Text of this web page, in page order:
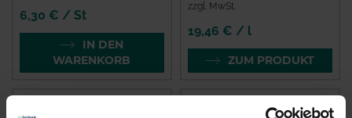
6,30 € / St
IN DEN
WARENKORB
zzgl. MwSt.
19,46 € / l
ZUM PRODUKT